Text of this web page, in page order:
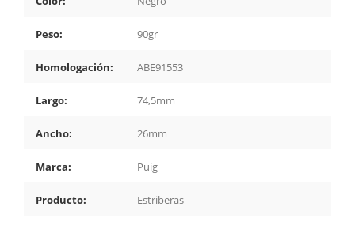
Peso: 90gr
Homologación: ABE91553
Largo: 74,5mm
Ancho: 26mm
Marca: Puig
Producto: Estriberas